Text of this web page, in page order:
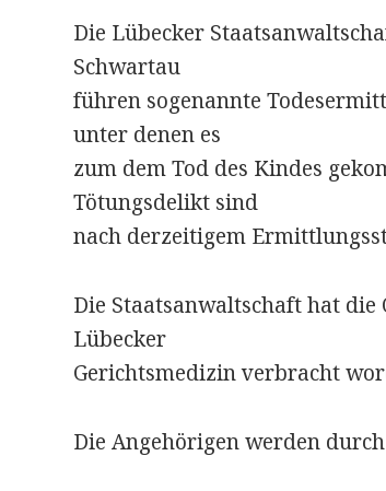
Die Lübecker
Schwartau
führen sogenannte
unter denen es
zum dem Tod des Kindes
Tötungsdelikt sind
nach derzeitigem
Die Staatsanwaltschaft hat
Lübecker
Gerichtsmedizin verbracht
Die Angehörigen werden